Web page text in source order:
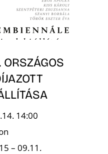
14:00
– 09.11.